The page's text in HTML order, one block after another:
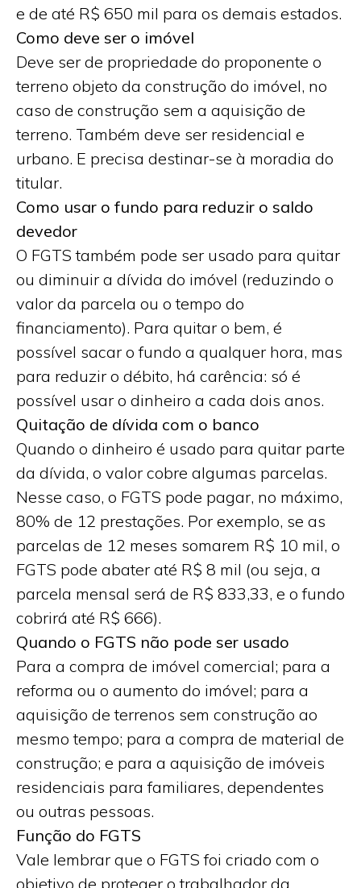
e de até R$ 650 mil para os demais estados.
Como deve ser o imóvel
Deve ser de propriedade do proponente o
terreno objeto da construção do imóvel, no
caso de construção sem a aquisição de
terreno. Também deve ser residencial e
urbano. E precisa destinar-se à moradia do
titular.
Como usar o fundo para reduzir o saldo
devedor
O FGTS também pode ser usado para quitar
ou diminuir a dívida do imóvel (reduzindo o
valor da parcela ou o tempo do
financiamento). Para quitar o bem, é
possível sacar o fundo a qualquer hora, mas
para reduzir o débito, há carência: só é
possível usar o dinheiro a cada dois anos.
Quitação de dívida com o banco
Quando o dinheiro é usado para quitar parte
da dívida, o valor cobre algumas parcelas.
Nesse caso, o FGTS pode pagar, no máximo,
80% de 12 prestações. Por exemplo, se as
parcelas de 12 meses somarem R$ 10 mil, o
FGTS pode abater até R$ 8 mil (ou seja, a
parcela mensal será de R$ 833,33, e o fundo
cobrirá até R$ 666).
Quando o FGTS não pode ser usado
Para a compra de imóvel comercial; para a
reforma ou o aumento do imóvel; para a
aquisição de terrenos sem construção ao
mesmo tempo; para a compra de material de
construção; e para a aquisição de imóveis
residenciais para familiares, dependentes
ou outras pessoas.
Função do FGTS
Vale lembrar que o FGTS foi criado com o
objetivo de proteger o trabalhador da